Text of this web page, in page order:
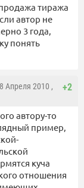
тиража
автор не
3 года,
понять
+2
Апреля 2010 ,
автору-то
пример,
куча
отношения